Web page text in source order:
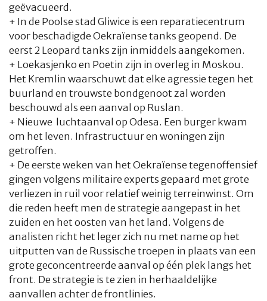
geëvacueerd.
+ In de Poolse stad Gliwice is een reparatiecentrum
voor beschadigde Oekraïense tanks geopend. De
eerst 2 Leopard tanks zijn inmiddels aangekomen.
+ Loekasjenko en Poetin zijn in overleg in Moskou.
Het Kremlin waarschuwt dat elke agressie tegen het
buurland en trouwste bondgenoot zal worden
beschouwd als een aanval op Ruslan.
+ Nieuwe luchtaanval op Odesa. Een burger kwam
om het leven. Infrastructuur en woningen zijn
getroffen.
+ De eerste weken van het Oekraïense tegenoffensief
gingen volgens militaire experts gepaard met grote
verliezen in ruil voor relatief weinig terreinwinst. Om
die reden heeft men de strategie aangepast in het
zuiden en het oosten van het land. Volgens de
analisten richt het leger zich nu met name op het
uitputten van de Russische troepen in plaats van een
grote geconcentreerde aanval op één plek langs het
front. De strategie is te zien in herhaaldelijke
aanvallen achter de frontlinies.